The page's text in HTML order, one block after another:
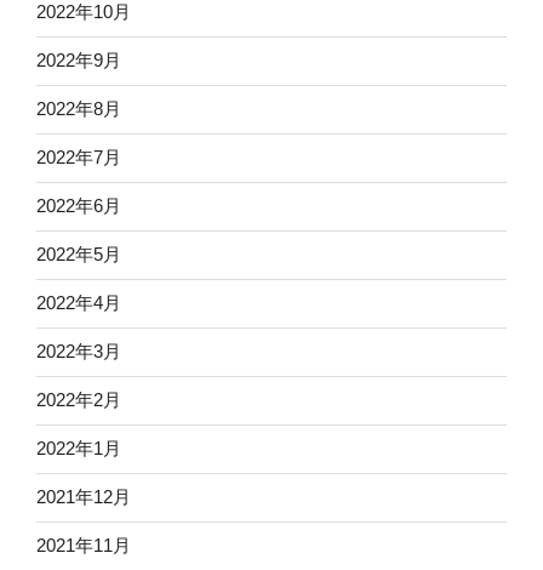
2022年10月
2022年9月
2022年8月
2022年7月
2022年6月
2022年5月
2022年4月
2022年3月
2022年2月
2022年1月
2021年12月
2021年11月